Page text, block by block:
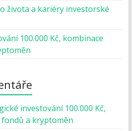
života a kariéry investorské
100.000 Kč, kombinace
investování 100.000 Kč,
a kryptoměn